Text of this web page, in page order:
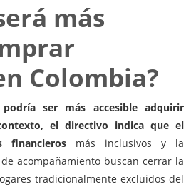
más
Colombia?
ser más accesible adquirir
el directivo indica que el
financieros más inclusivos y la
acompañamiento buscan cerrar la
tradicionalmente excluidos del